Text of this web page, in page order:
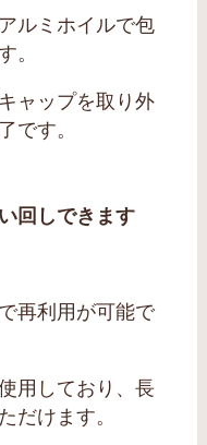
ルミホイルで包
。
ャップを取り外
です。
回しできます
再利用が可能で
用しており、長
だけます。